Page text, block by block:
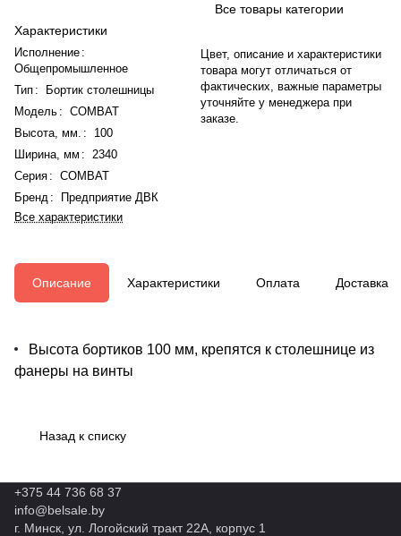
Характеристики
Исполнение :
Общепромышленное
Тип :
Бортик столешницы
Модель : COMBAT
Высота, мм. :
100
Ширина, мм :
2340
Серия : COMBAT
Бренд :
Предприятие ДВК
Все характеристики
Все товары категории
Цвет, описание и характеристики
товара могут отличаться от
фактических, важные параметры
уточняйте у менеджера при
заказе.
Описание Характеристики Оплата Доставка
Высота бортиков 100 мм, крепятся к столешнице из
фанеры на винты
Назад к списку
+375 44 736 68 37
info@belsale.by
г. Минск, ул. Логойский тракт 22А, корпус 1